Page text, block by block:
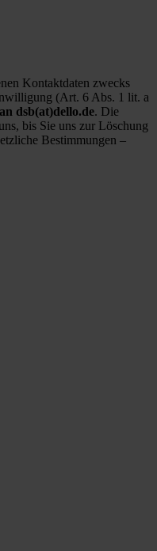
Kontaktdaten zwecks
(Art. 6 Abs. 1 lit. a
dsb(at)dello.de. Die
bis Sie uns zur Löschung
Bestimmungen –